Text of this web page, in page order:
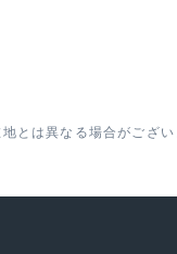
とは異なる場合がござい